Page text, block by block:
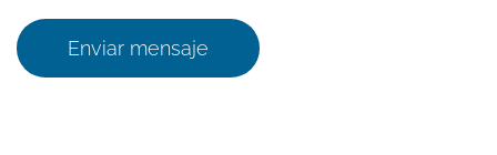
Enviar mensaje